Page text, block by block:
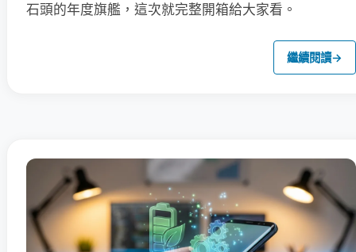
石頭的年度旗艦，這次就完整開箱給大家看。
繼續閱讀→